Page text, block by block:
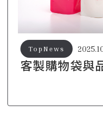
客製購物袋與
TopNews